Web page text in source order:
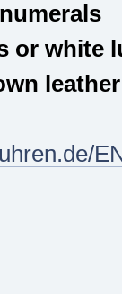
white
leather